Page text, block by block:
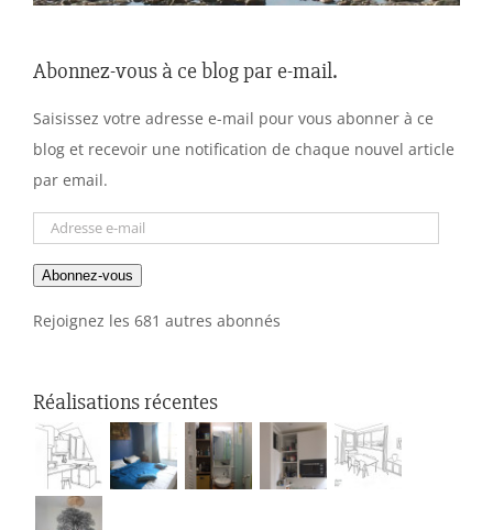
Abonnez-vous à ce blog par e-mail.
Saisissez votre adresse e-mail pour vous abonner à ce
blog et recevoir une notification de chaque nouvel article
par email.
Adresse
mail
Abonnez-vous
Rejoignez les 681 autres abonnés
Réalisations récentes